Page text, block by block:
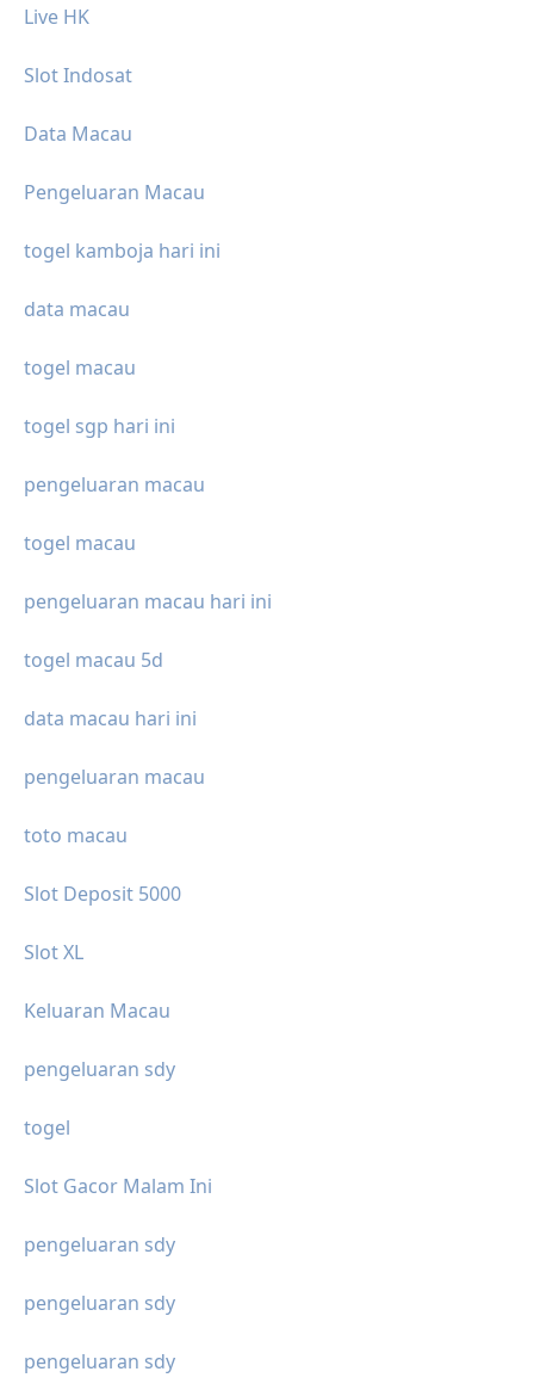
Live HK
Slot Indosat
Data Macau
Pengeluaran Macau
togel kamboja hari ini
data macau
togel macau
togel sgp hari ini
pengeluaran macau
togel macau
pengeluaran macau hari ini
togel macau 5d
data macau hari ini
pengeluaran macau
toto macau
Slot Deposit 5000
Slot XL
Keluaran Macau
pengeluaran sdy
togel
Slot Gacor Malam Ini
pengeluaran sdy
pengeluaran sdy
pengeluaran sdy